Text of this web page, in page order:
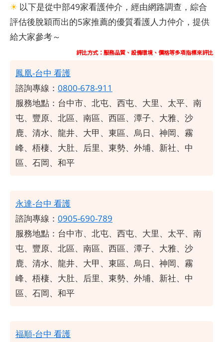
☀ 以下是從中部49家看護仲介，經由網路調查，綜合
評估後脫穎而出的5家推薦的優質看護人力仲介，提供
給大家參考～
評比方式：服務品質、設備環境、價格等多項指標來評比
鳳凰-台中 看護
諮詢專線： 0800-678-911
服務地點： 台中市、北屯、西屯、大里、太平、南
屯、豐原、北區、南區、西區、潭子、大雅、沙
鹿、清水、龍井、大甲、東區、烏日、神岡、霧
峰、梧棲、大肚、后里、東勢、外埔、新社、中
區、石岡、和平
永達-台中 看護
諮詢專線： 0905-690-789
服務地點： 台中市、北屯、西屯、大里、太平、南
屯、豐原、北區、南區、西區、潭子、大雅、沙
鹿、清水、龍井、大甲、東區、烏日、神岡、霧
峰、梧棲、大肚、后里、東勢、外埔、新社、中
區、石岡、和平
福順-台中 看護